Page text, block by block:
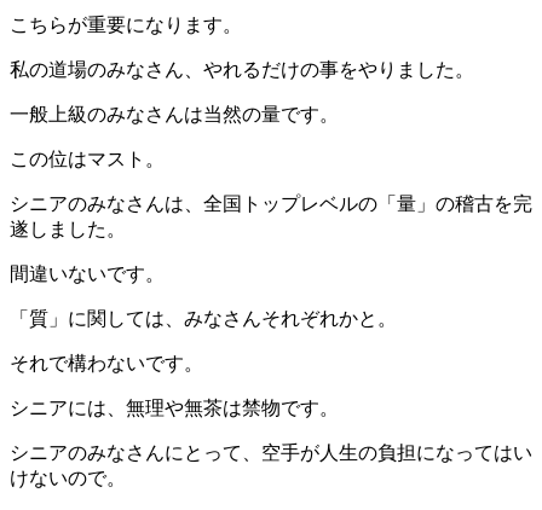
こちらが重要になります。
私の道場のみなさん、やれるだけの事をやりました。
一般上級のみなさんは当然の量です。
この位はマスト。
シニアのみなさんは、全国トップレベルの「量」の稽古を完
遂しました。
間違いないです。
「質」に関しては、みなさんそれぞれかと。
それで構わないです。
シニアには、無理や無茶は禁物です。
シニアのみなさんにとって、空手が人生の負担になってはい
けないので。